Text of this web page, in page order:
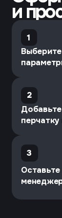
Байкал-Сервис |
Доставка
Москвы в
Отгрузка
парам каждый